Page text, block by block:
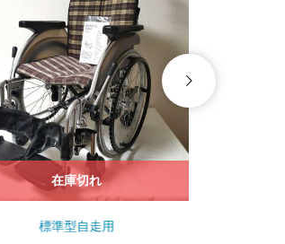
標準型自走用
在庫切れ